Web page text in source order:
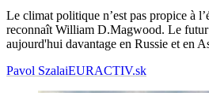
Le climat politique n’est pas propice à
reconnaît William D.Magwood. Le futur
aujourd'hui davantage en Russie et en
Pavol SzalaiEURACTIV.sk